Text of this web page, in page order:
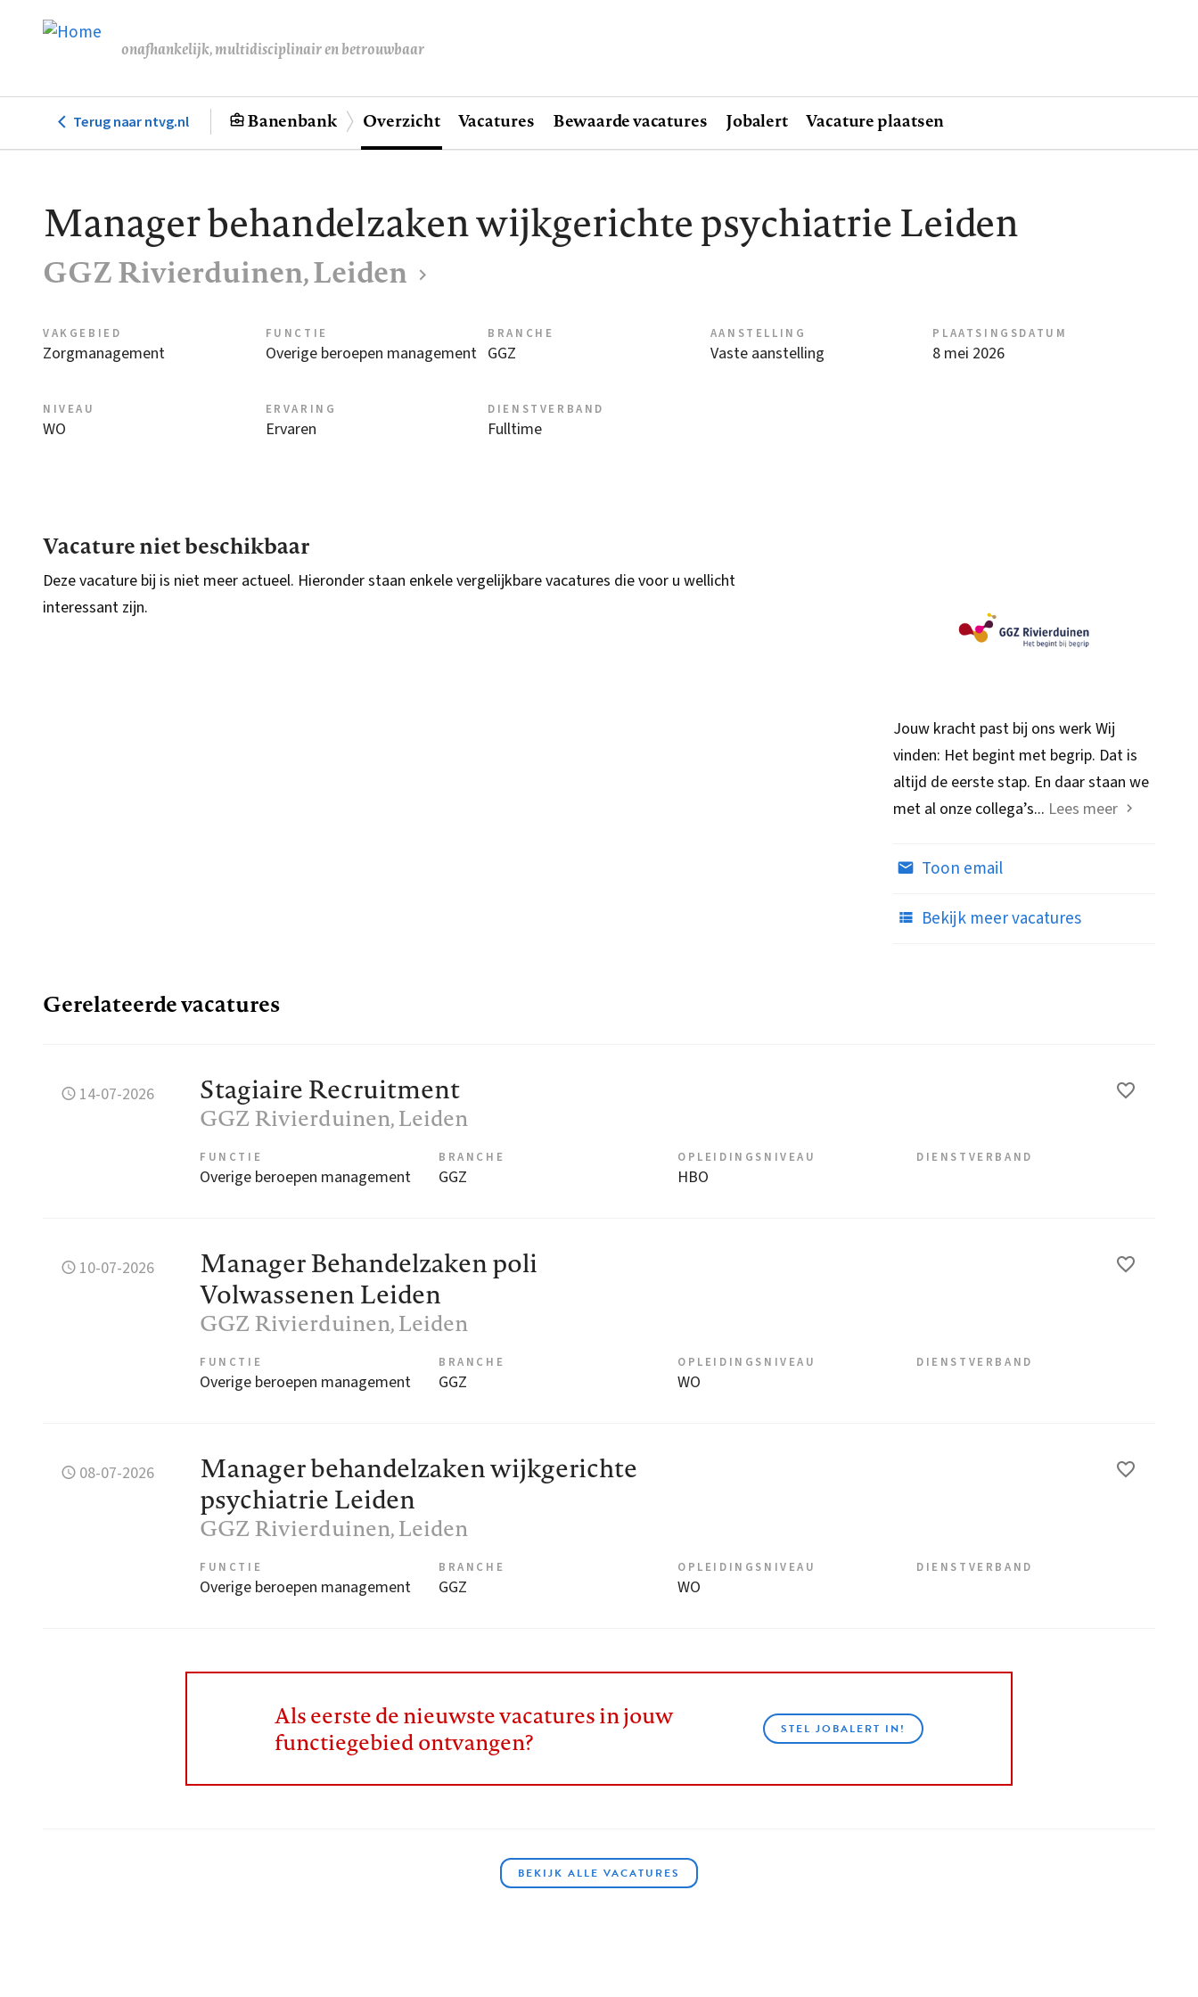
de
onafhankelijk, multidisciplinair en betrouwbaar
Hoofdnavigatie
Terug naar ntvg.nl Banenbank Overzicht Vacatures Bewaarde vacatures Jobalert Vacature plaatsen
Manager behandelzaken wijkgerichte psychiatrie Leiden
GGZ Rivierduinen, Leiden
VAKGEBIED
Zorgmanagement
FUNCTIE
Overige beroepen management
BRANCHE
GGZ
AANSTELLING
Vaste aanstelling
PLAATSINGSDATUM
8 mei 2026
NIVEAU
WO
ERVARING
Ervaren
DIENSTVERBAND
Fulltime
Vacature niet beschikbaar
Deze vacature bij is niet meer actueel. Hieronder staan enkele vergelijkbare vacatures die voor u wellicht
interessant zijn.
Jouw kracht past bij ons werk Wij
vinden: Het begint met begrip. Dat is
altijd de eerste stap. En daar staan we
met al onze collega’s... Lees meer
Toon email
Bekijk meer vacatures
Gerelateerde vacatures
14-07-2026 Stagiaire Recruitment
GGZ Rivierduinen, Leiden
FUNCTIE
Overige beroepen management
BRANCHE
GGZ
OPLEIDINGSNIVEAU
HBO
DIENSTVERBAND
10-07-2026
Manager Behandelzaken poli
Volwassenen Leiden
GGZ Rivierduinen, Leiden
FUNCTIE
Overige beroepen management
BRANCHE
GGZ
OPLEIDINGSNIVEAU
WO
DIENSTVERBAND
08-07-2026
Manager behandelzaken wijkgerichte
psychiatrie Leiden
GGZ Rivierduinen, Leiden
FUNCTIE
Overige beroepen management
BRANCHE
GGZ
OPLEIDINGSNIVEAU
WO
DIENSTVERBAND
Als eerste de nieuwste vacatures in jouw
functiegebied ontvangen?
STEL JOBALERT IN!
BEKIJK ALLE VACATURES